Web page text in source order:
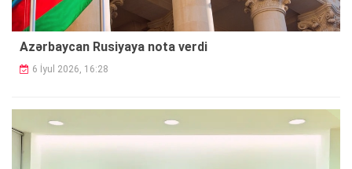
Azərbaycan Rusiyaya nota verdi
6 İyul 2026, 16:28